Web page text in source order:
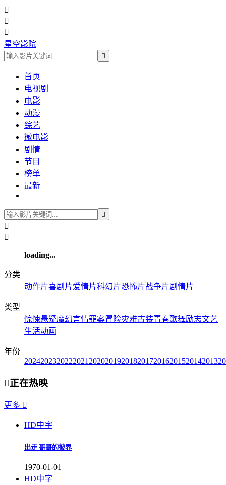



星空影院

首页
电视剧
电影
动漫
综艺
微电影
剧情
节目
榜单
最新



loading...
分类
动作片喜剧片爱情片科幻片恐怖片战争片剧情片
类型
惊悚悬疑魔幻言情罪案冒险灾难古装青春歌舞励志文艺
生活动画
年份
2024202320222021 20202019201820172016201520142013
正在热映
更多 
HD中字
出走 哥哥的彼界
1970-01-01
HD中字